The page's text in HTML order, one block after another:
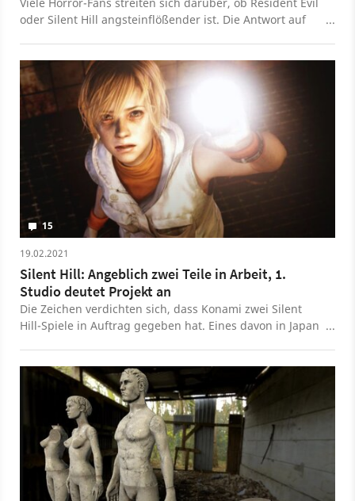
oder Silent Hill angsteinflößender ist. Die Antwort auf
15
19.02.2021
Silent Hill: Angeblich zwei Teile in Arbeit, 1.
Studio deutet Projekt an
Die Zeichen verdichten sich, dass Konami zwei Silent
Hill-Spiele in Auftrag gegeben hat. Eines davon in Japan